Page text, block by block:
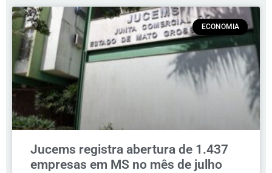
ECONOMIA
Jucems registra abertura de 1.437
empresas em MS no mês de julho